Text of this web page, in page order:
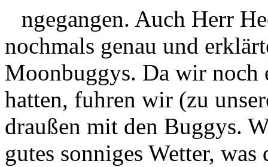
ngegangen. Auch Herr
nochmals genau und
Moonbuggys. Da wir noch
hatten, fuhren wir (zu
draußen mit den Buggys.
gutes sonniges Wetter,